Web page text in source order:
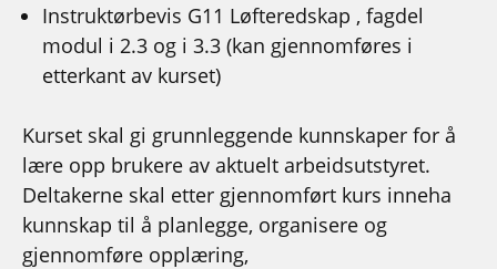
Instruktørbevis G11 Løfteredskap , fagdel
modul i 2.3 og i 3.3 (kan gjennomføres i
etterkant av kurset)
Kurset skal gi grunnleggende kunnskaper for å
lære opp brukere av aktuelt arbeidsutstyret.
Deltakerne skal etter gjennomført kurs inneha
kunnskap til å planlegge, organisere og
gjennomføre opplæring,